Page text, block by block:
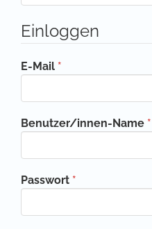
Einloggen
E-Mail *
Benutzer/innen-Name *
Passwort *